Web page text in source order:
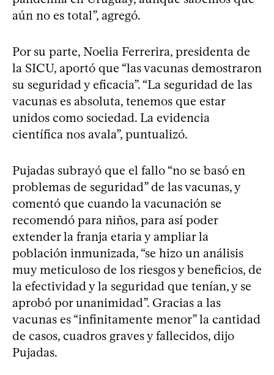
aún no es total”, agregó.
Por su parte, Noelia Ferrerira, presidenta de
la SICU, aportó que “las vacunas demostraron
su seguridad y eficacia”. “La seguridad de las
vacunas es absoluta, tenemos que estar
unidos como sociedad. La evidencia
científica nos avala”, puntualizó.
Pujadas subrayó que el fallo “no se basó en
problemas de seguridad” de las vacunas, y
comentó que cuando la vacunación se
recomendó para niños, para así poder
extender la franja etaria y ampliar la
población inmunizada, “se hizo un análisis
muy meticuloso de los riesgos y beneficios, de
la efectividad y la seguridad que tenían, y se
aprobó por unanimidad”. Gracias a las
vacunas es “infinitamente menor” la cantidad
de casos, cuadros graves y fallecidos, dijo
Pujadas.